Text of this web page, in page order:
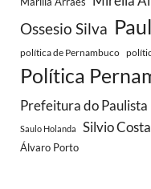
Ossesio Silva
política de Pernambuco
Política
Prefeitura do Paulista
Saulo Holanda Silvio
Álvaro Porto